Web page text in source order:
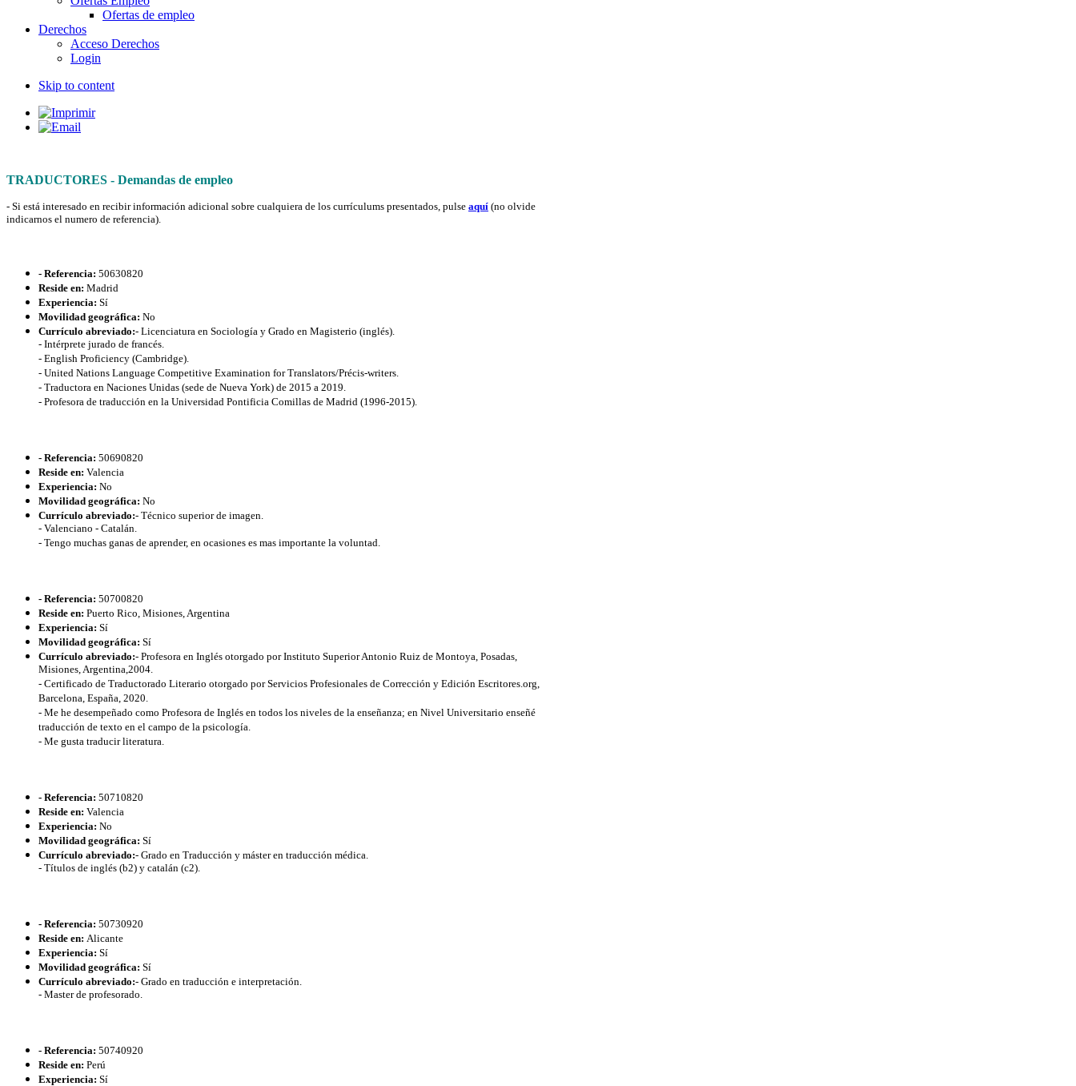
Ofertas de empleo
Derechos
Acceso Derechos
Login
Skip to content
TRADUCTORES - Demandas de empleo
- Si está interesado en recibir información adicional sobre cualquiera de los currículums presentados, pulse aquí (no olvide
indicarnos el numero de referencia).
- Referencia: 50630820
Reside en: Madrid
Experiencia: Sí
Movilidad geográfica: No
Currículo abreviado:- Licenciatura en Sociología y Grado en Magisterio (inglés).
- Intérprete jurado de francés.
- English Proficiency (Cambridge).
- United Nations Language Competitive Examination for Translators/Précis-writers.
- Traductora en Naciones Unidas (sede de Nueva York) de 2015 a 2019.
- Profesora de traducción en la Universidad Pontificia Comillas de Madrid (1996-2015).
- Referencia: 50690820
Reside en: Valencia
Experiencia: No
Movilidad geográfica: No
Currículo abreviado:- Técnico superior de imagen.
- Valenciano - Catalán.
- Tengo muchas ganas de aprender, en ocasiones es mas importante la voluntad.
- Referencia: 50700820
Reside en: Puerto Rico, Misiones, Argentina
Experiencia: Sí
Movilidad geográfica: Sí
Currículo abreviado:- Profesora en Inglés otorgado por Instituto Superior Antonio Ruiz de Montoya, Posadas,
Misiones, Argentina,2004.
- Certificado de Traductorado Literario otorgado por Servicios Profesionales de Corrección y Edición Escritores.org,
Barcelona, España, 2020.
- Me he desempeñado como Profesora de Inglés en todos los niveles de la enseñanza; en Nivel Universitario enseñé
traducción de texto en el campo de la psicología.
- Me gusta traducir literatura.
- Referencia: 50710820
Reside en: Valencia
Experiencia: No
Movilidad geográfica: Sí
Currículo abreviado:- Grado en Traducción y máster en traducción médica.
- Títulos de inglés (b2) y catalán (c2).
- Referencia: 50730920
Reside en: Alicante
Experiencia: Sí
Movilidad geográfica: Sí
Currículo abreviado:- Grado en traducción e interpretación.
- Master de profesorado.
- Referencia: 50740920
Reside en: Perú
Experiencia: Sí